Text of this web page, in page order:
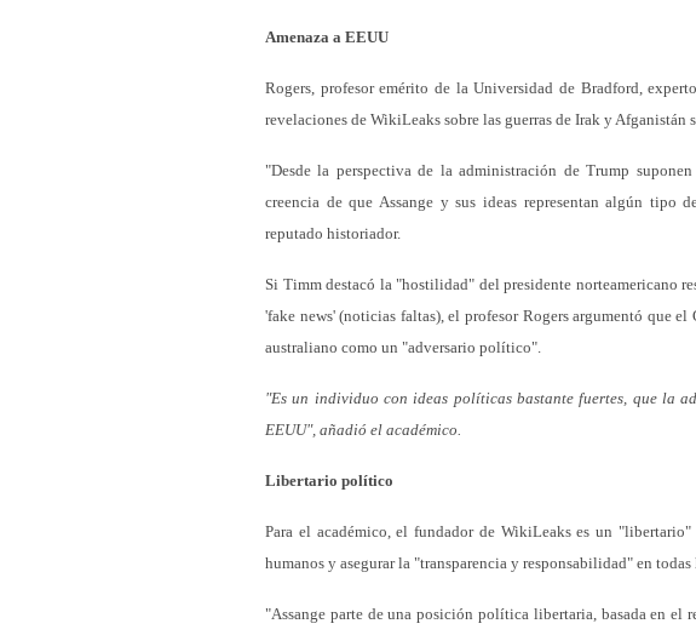
Amenaza a EEUU
Rogers, profesor emérito de la Universidad de Bradford,
revelaciones de WikiLeaks sobre las guerras de Irak y
"Desde la perspectiva de la administración de Trump
creencia de que Assange y sus ideas representan algún tipo
reputado historiador.
Si Timm destacó la "hostilidad" del presidente norteamericano
'fake news' (noticias faltas), el profesor Rogers argumentó que
australiano como un "adversario político".
"Es un individuo con ideas políticas bastante fuertes, que la
EEUU", añadió el académico.
Libertario político
Para el académico, el fundador de WikiLeaks es un
humanos y asegurar la "transparencia y responsabilidad" en todas
"Assange parte de una posición política libertaria, basada en el